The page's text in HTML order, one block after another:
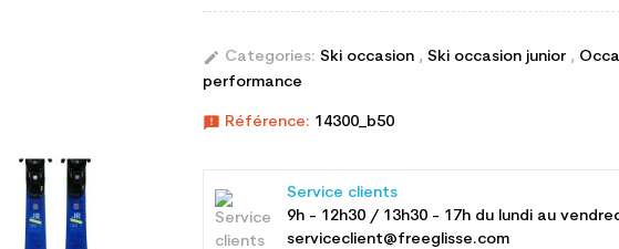
edit Categories: Ski occasion , Ski occasion junior ,
performance
announcement Référence: 14300_b50
Service clients
9h - 12h30 / 13h30 - 17h du lundi au
serviceclient@freeglisse.com